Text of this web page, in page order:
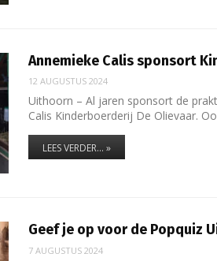
Annemieke Calis sponsort
12 AUGUSTUS 2024
Uithoorn – Al jaren sponsort de
Calis Kinderboerderij De Olievaar.
LEES VERDER... »
Geef je op voor de Popquiz
7 AUGUSTUS 2024